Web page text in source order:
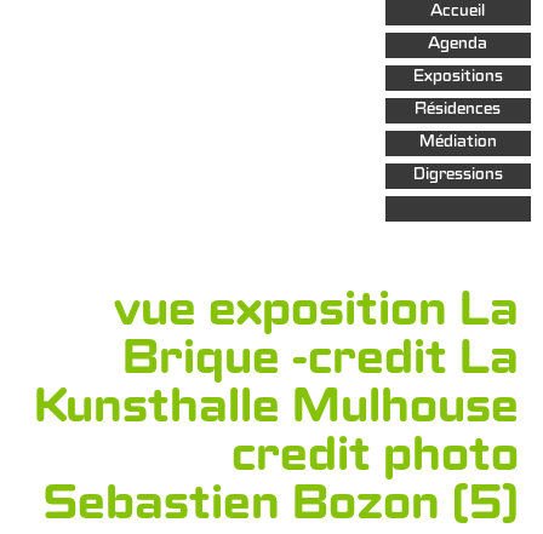
Aller au
contenu
principal
Accueil
Agenda
Expositions
Résidences
Médiation
Digressions
vue exposition La
Brique -credit La
Kunsthalle Mulhouse
credit photo
Sebastien Bozon (5)